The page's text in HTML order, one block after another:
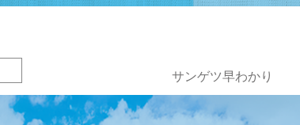
サンゲツ早わかり